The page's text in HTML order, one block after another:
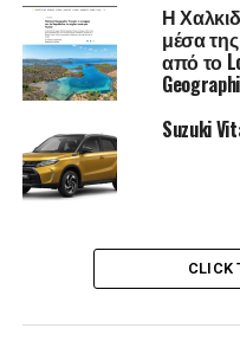
-Φροντίζεται να έχετε
σας;
-Είναι πολύ εύκολο να
ελεύθερο χρόνο για τον
φροντίζεις. Όμως
χρόνο για εμένα. Είτε
να φροντίσω τον εαυτό
Η
μέσα
από το
Suzuki
CLICK